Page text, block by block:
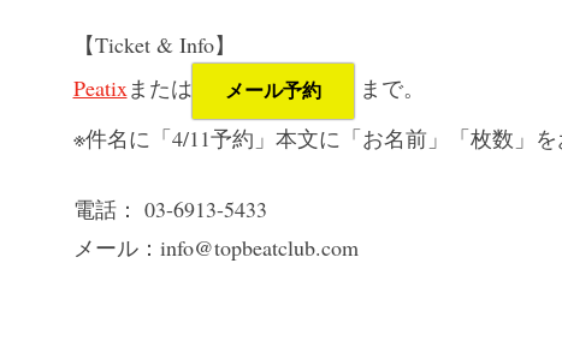
【Ticket & Info】
Peatixまたは メール予約
まで。
※件名に「4/11予約」本文に「お名前」「枚数」を
電話： 03-6913-5433
メール：info@topbeatclub.com